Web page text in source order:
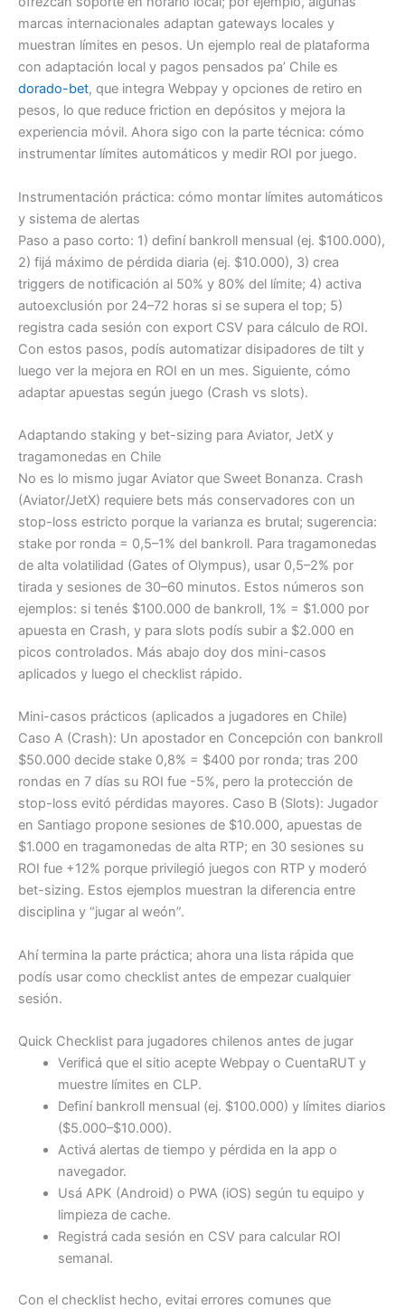
marcas internacionales adaptan gateways locales y
muestran límites en pesos. Un ejemplo real de plataforma
con adaptación local y pagos pensados pa’ Chile es
dorado-bet, que integra Webpay y opciones de retiro en
pesos, lo que reduce friction en depósitos y mejora la
experiencia móvil. Ahora sigo con la parte técnica: cómo
instrumentar límites automáticos y medir ROI por juego.
Instrumentación práctica: cómo montar límites automáticos
y sistema de alertas
Paso a paso corto: 1) definí bankroll mensual (ej. $100.000),
2) fijá máximo de pérdida diaria (ej. $10.000), 3) crea
triggers de notificación al 50% y 80% del límite; 4) activa
autoexclusión por 24–72 horas si se supera el top; 5)
registra cada sesión con export CSV para cálculo de ROI.
Con estos pasos, podís automatizar disipadores de tilt y
luego ver la mejora en ROI en un mes. Siguiente, cómo
adaptar apuestas según juego (Crash vs slots).
Adaptando staking y bet-sizing para Aviator, JetX y
tragamonedas en Chile
No es lo mismo jugar Aviator que Sweet Bonanza. Crash
(Aviator/JetX) requiere bets más conservadores con un
stop-loss estricto porque la varianza es brutal; sugerencia:
stake por ronda = 0,5–1% del bankroll. Para tragamonedas
de alta volatilidad (Gates of Olympus), usar 0,5–2% por
tirada y sesiones de 30–60 minutos. Estos números son
ejemplos: si tenés $100.000 de bankroll, 1% = $1.000 por
apuesta en Crash, y para slots podís subir a $2.000 en
picos controlados. Más abajo doy dos mini-casos
aplicados y luego el checklist rápido.
Mini-casos prácticos (aplicados a jugadores en Chile)
Caso A (Crash): Un apostador en Concepción con bankroll
$50.000 decide stake 0,8% = $400 por ronda; tras 200
rondas en 7 días su ROI fue -5%, pero la protección de
stop-loss evitó pérdidas mayores. Caso B (Slots): Jugador
en Santiago propone sesiones de $10.000, apuestas de
$1.000 en tragamonedas de alta RTP; en 30 sesiones su
ROI fue +12% porque privilegió juegos con RTP y moderó
bet-sizing. Estos ejemplos muestran la diferencia entre
disciplina y “jugar al weón”.
Ahí termina la parte práctica; ahora una lista rápida que
podís usar como checklist antes de empezar cualquier
sesión.
Quick Checklist para jugadores chilenos antes de jugar
Verificá que el sitio acepte Webpay o CuentaRUT y
muestre límites en CLP.
Definí bankroll mensual (ej. $100.000) y límites diarios
($5.000–$10.000).
Activá alertas de tiempo y pérdida en la app o
navegador.
Usá APK (Android) o PWA (iOS) según tu equipo y
limpieza de cache.
Registrá cada sesión en CSV para calcular ROI
semanal.
Con el checklist hecho, evitai errores comunes que